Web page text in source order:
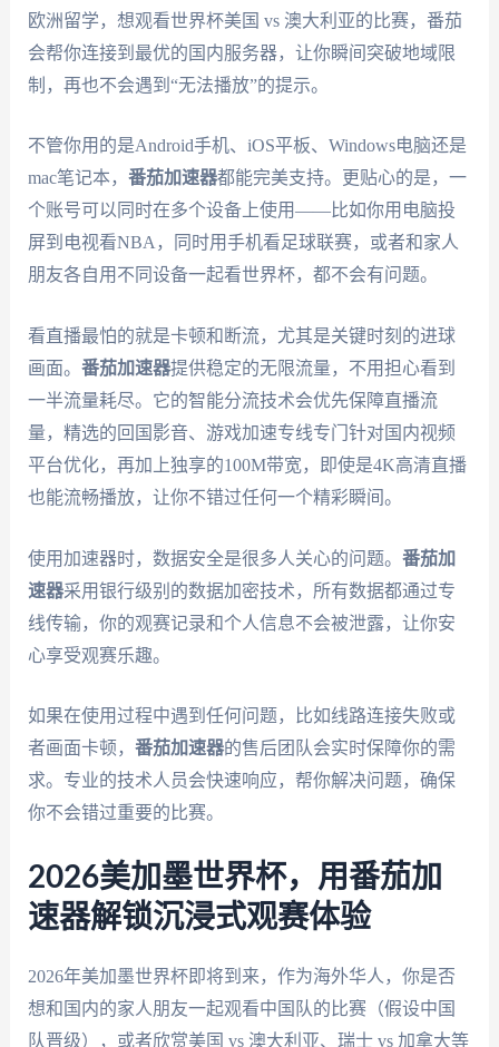
欧洲留学，想观看世界杯美国 vs 澳大利亚的比赛，番茄
会帮你连接到最优的国内服务器，让你瞬间突破地域限
制，再也不会遇到“无法播放”的提示。
不管你用的是Android手机、iOS平板、Windows电脑还是
mac笔记本， 番茄加速器都能完美支持。更贴心的是，一
个账号可以同时在多个设备上使用——比如你用电脑投
屏到电视看NBA，同时用手机看足球联赛，或者和家人
朋友各自用不同设备一起看世界杯，都不会有问题。
看直播最怕的就是卡顿和断流，尤其是关键时刻的进球
画面。 番茄加速器提供稳定的无限流量，不用担心看到
一半流量耗尽。它的智能分流技术会优先保障直播流
量，精选的回国影音、游戏加速专线专门针对国内视频
平台优化，再加上独享的100M带宽，即使是4K高清直播
也能流畅播放，让你不错过任何一个精彩瞬间。
使用加速器时，数据安全是很多人关心的问题。 番茄加
速器采用银行级别的数据加密技术，所有数据都通过专
线传输，你的观赛记录和个人信息不会被泄露，让你安
心享受观赛乐趣。
如果在使用过程中遇到任何问题，比如线路连接失败或
者画面卡顿， 番茄加速器的售后团队会实时保障你的需
求。专业的技术人员会快速响应，帮你解决问题，确保
你不会错过重要的比赛。
2026美加墨世界杯，用番茄加
速器解锁沉浸式观赛体验
2026年美加墨世界杯即将到来，作为海外华人，你是否
想和国内的家人朋友一起观看中国队的比赛（假设中国
队晋级），或者欣赏美国 vs 澳大利亚、瑞士 vs 加拿大等